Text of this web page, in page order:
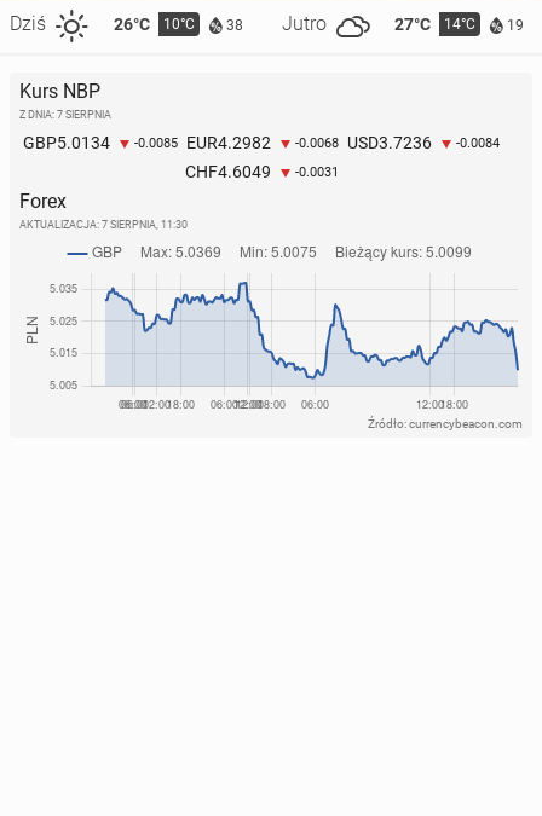
Dziś 26°C 10°C 38 Jutro 27°C 14°C 19
Kurs NBP
Z DNIA: 7 SIERPNIA
GBP5.0134 -0.0085 EUR4.2982 -0.0068 USD3.7236 -0.0084
CHF4.6049 -0.0031
Forex
AKTUALIZACJA: 7 SIERPNIA, 11:30
Źródło: currencybeacon.com